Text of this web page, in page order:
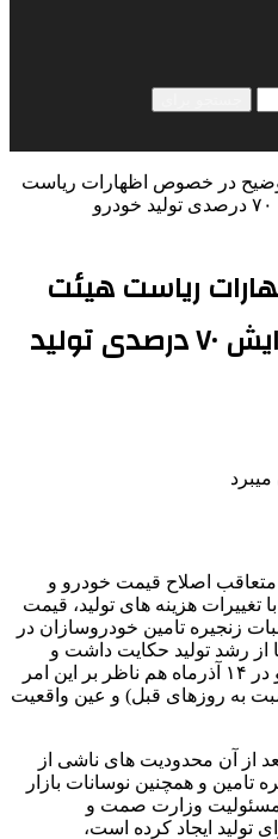
در خصوص اظهارات ریاست
ریاست هیئت
عامل ایدرو درباره افزایش ۷۰ درصدی تولید
متعاقب اصلاح قیمت خودرو و
هزینه های تولید، قیمت
زنجیره تامین خودروسازان در
از رشد تولید حکایت داشت و
اظهارات رئیس هیات عامل ایدرو در ۱۴ آذرماه هم ناظر بر این امر
تولید نسبت به روزهای قبل) و عین واقعیت
از آن محدودیت های ناشی از
و همچنین نوسانات بازار
مسئولیت وزارت صمت و
تولید ایجاد کرده است،